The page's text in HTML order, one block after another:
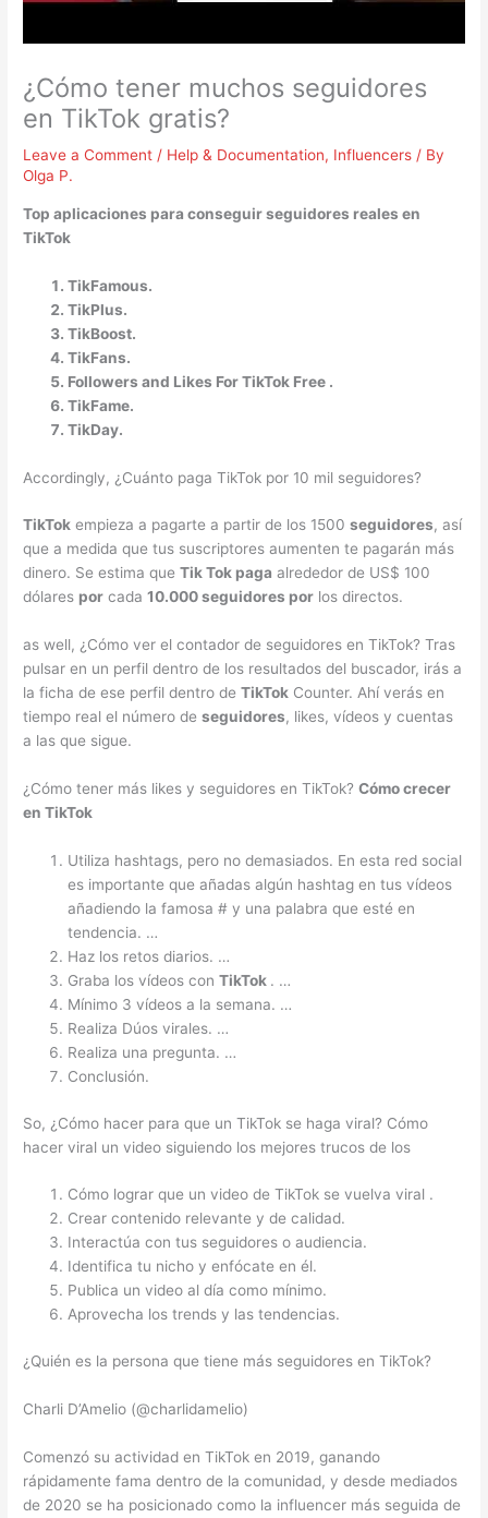
¿Cómo tener muchos seguidores
en TikTok gratis?
Leave a Comment / Help & Documentation, Influencers / By
Olga P.
Top aplicaciones para conseguirseguidores reales en
TikTok
TikFamous.
TikPlus.
TikBoost.
TikFans.
Followersand Likes ForTikTok Free .
TikFame.
TikDay.
Accordingly, ¿Cuánto paga TikTok por 10 mil seguidores?
TikTok empieza a pagarte a partir de los 1500seguidores, así
que a medida que tus suscriptores aumenten te pagarán más
dinero. Se estima queTik Tok paga alrededor de US$ 100
dólares por cada10.000 seguidores por los directos.
as well, ¿Cómo ver el contador de seguidores en TikTok? Tras
pulsar en un perfil dentro de los resultados del buscador, irás a
la ficha de ese perfil dentro deTikTok Counter. Ahí verás en
tiempo real el número deseguidores, likes, vídeos y cuentas
a las que sigue.
¿Cómo tener más likes y seguidores en TikTok?Cómo crecer
enTikTok
Utiliza hashtags, pero no demasiados. En esta red social
es importante que añadas algún hashtag en tus vídeos
añadiendo la famosa # y una palabra que esté en
tendencia. …
Haz los retos diarios. …
Graba los vídeos conTikTok . …
Mínimo 3 vídeos a la semana. …
Realiza Dúos virales. …
Realiza una pregunta. …
Conclusión.
So, ¿Cómo hacer para que un TikTok se haga viral? Cómo
hacer viral un video siguiendo los mejores trucos de los
Cómo lograr que un video de TikTok se vuelva viral .
Crear contenido relevante y de calidad.
Interactúa con tus seguidores o audiencia.
Identifica tu nicho y enfócate en él.
Publica un video al día como mínimo.
Aprovecha los trends y las tendencias.
¿Quién es la persona que tiene más seguidores en TikTok?
Charli D’Amelio (@charlidamelio)
Comenzó su actividad en TikTok en 2019, ganando
rápidamente fama dentro de la comunidad, y desde mediados
de 2020 se ha posicionado como la influencer más seguida de